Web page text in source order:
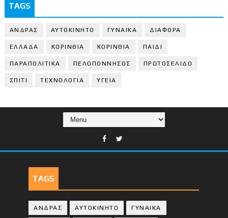
TAGS
ΑΝΔΡΑΣ ΑΥΤΟΚΙΝΗΤΟ ΓΥΝΑΙΚΑ ΔΙΑΦΟΡΑ
ΕΛΛΑΔΑ ΚΟΡΙΝΘΙΑ ΚΟΡΙΝΘΙA ΠΑΙΔΙ
ΠΑΡΑΠΟΛΙΤΙΚΑ ΠΕΛΟΠΟΝΝΗΣΟΣ ΠΡΩΤΟΣΕΛΙΔΟ
ΣΠΙΤΙ ΤΕΧΝΟΛΟΓΙΑ ΥΓΕΙΑ
TAGS
ΑΝΔΡΑΣ ΑΥΤΟΚΙΝΗΤΟ ΓΥΝΑΙΚΑ